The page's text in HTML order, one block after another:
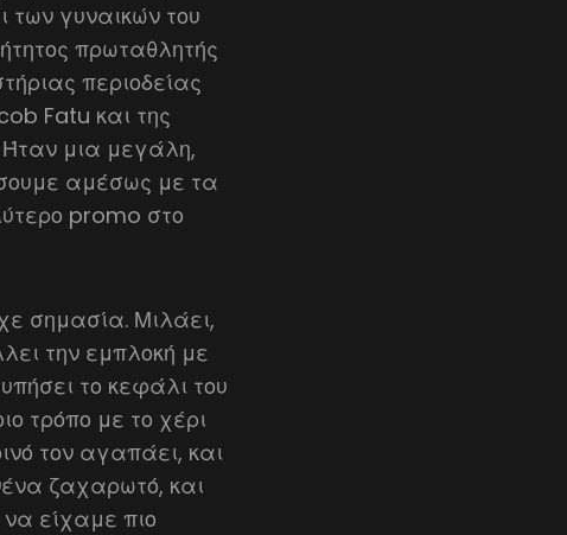
γυναικών του
πρωταθλητής
περιοδείας
Fatu και της
μια μεγάλη,
αμέσως με τα
promo στο
σημασία. Μιλάει,
την εμπλοκή με
το κεφάλι του
τρόπο με το χέρι
τον αγαπάει, και
ζαχαρωτό, και
είχαμε πιο